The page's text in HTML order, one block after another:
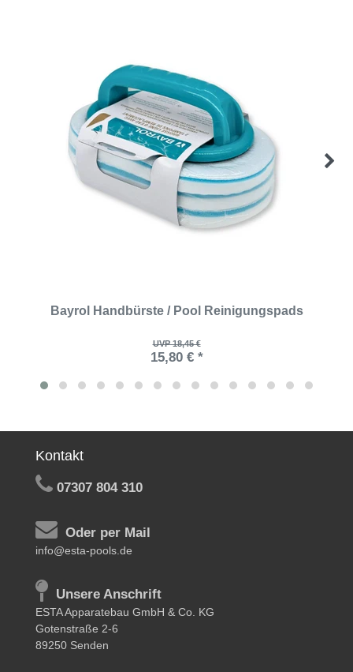
Bayrol Handbürste / Pool Reinigungspads
UVP 18,45 €
15,80 € *
Kontakt
07307 804 310
Oder per Mail
info@esta-pools.de
Unsere Anschrift
ESTA Apparatebau GmbH & Co. KG
Gotenstraße 2-6
89250 Senden